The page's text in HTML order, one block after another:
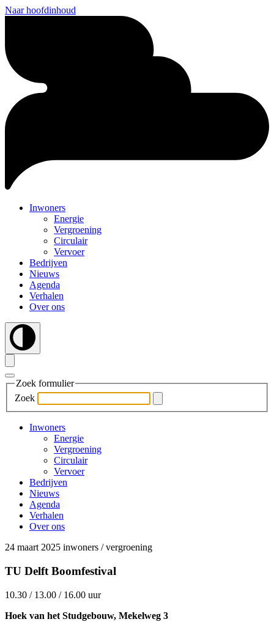
Naar hoofdinhoud
Inwoners
Energie
Vergroening
Circulair
Vervoer
Bedrijven
Nieuws
Agenda
Verhalen
Over ons
Zoek formulier
Zoek
Inwoners
Energie
Vergroening
Circulair
Vervoer
Bedrijven
Nieuws
Agenda
Verhalen
Over ons
24 maart 2025 inwoners / vergroening
TU Delft Boomfestival
10.30 / 13.00 / 16.00 uur
Hoek van het Studgebouw, Mekelweg 3